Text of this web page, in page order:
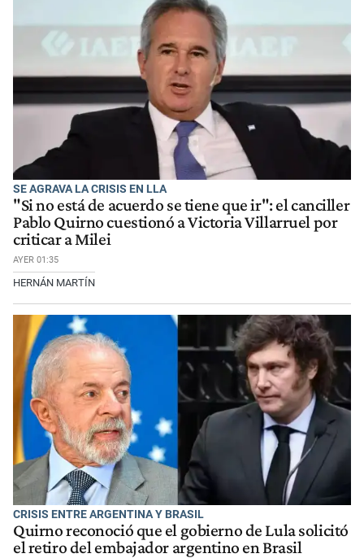
SE AGRAVA LA CRISIS EN LLA
"Si no está de acuerdo se tiene que ir": el canciller
Pablo Quirno cuestionó a Victoria Villarruel por
criticar a Milei
AYER 01:35
HERNÁN MARTÍN
CRISIS ENTRE ARGENTINA Y BRASIL
Quirno reconoció que el gobierno de Lula solicitó
el retiro del embajador argentino en Brasil